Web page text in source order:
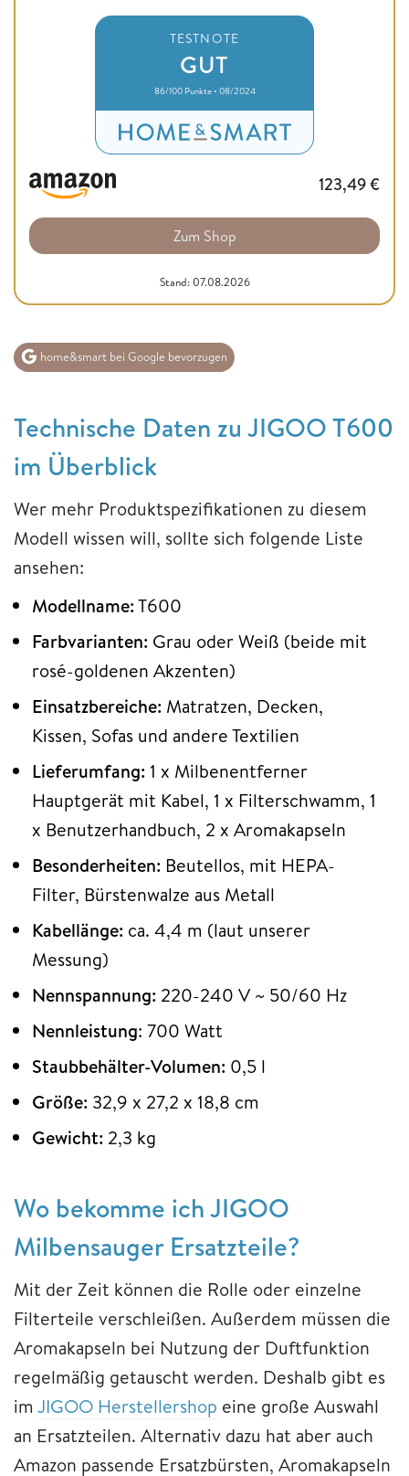
TESTNOTE
GUT
86/100 Punkte • 08/2024
123,49€
Zum Shop
Stand: 07.08.2026
home&smart bei Google bevorzugen
Technische Daten zu JIGOO T600
im Überblick
Wer mehr Produktspezifikationen zu diesem
Modell wissen will, sollte sich folgende Liste
ansehen:
Modellname:T600
Farbvarianten: Grau oder Weiß (beide mit
rosé-goldenen Akzenten)
Einsatzbereiche: Matratzen, Decken,
Kissen, Sofas und andere Textilien
Lieferumfang: 1 x Milbenentferner
Hauptgerät mit Kabel, 1 x Filterschwamm, 1
x Benutzerhandbuch, 2 x Aromakapseln
Besonderheiten: Beutellos, mit HEPA-
Filter, Bürstenwalze aus Metall
Kabellänge: ca. 4,4 m (laut unserer
Messung)
Nennspannung: 220-240 V ~ 50/60 Hz
Nennleistung: 700 Watt
Staubbehälter-Volumen: 0,5 l
Größe: 32,9 x 27,2 x 18,8 cm
Gewicht: 2,3 kg
Wo bekomme ich JIGOO
Milbensauger Ersatzteile?
Mit der Zeit können die Rolle oder einzelne
Filterteile verschleißen. Außerdem müssen die
Aromakapseln bei Nutzung der Duftfunktion
regelmäßig getauscht werden. Deshalb gibt es
im JIGOO Herstellershop eine große Auswahl
an Ersatzteilen. Alternativ dazu hat aber auch
Amazon passende Ersatzbürsten, Aromakapseln